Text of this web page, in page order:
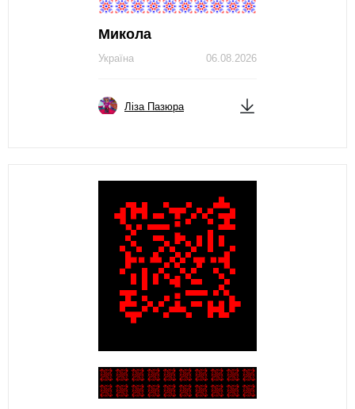
Микола
06.08.2026
Україна
Ліза Пазюра